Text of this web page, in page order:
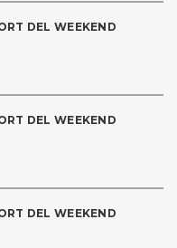
DEL WEEKEND
DEL WEEKEND
DEL WEEKEND